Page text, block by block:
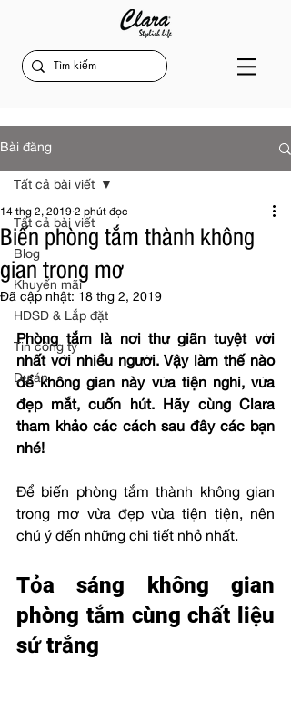
Bài đăng
Tất cả bài viết
Blog
Khuyến mãi
HDSD & Lắp đặt
Tin công ty
Dự án
Tất cả bài viết
Biến phòng tắm thành không
gian trong mơ
14 thg 2, 2019 2 phút đọc
Đã cập nhật: 18 thg 2, 2019
Phòng tắm là nơi thư giãn tuyệt vời
nhất với nhiều người. Vậy làm thế nào
để không gian này vừa tiện nghi, vừa
đẹp mắt, cuốn hút. Hãy cùng Clara
tham khảo các cách sau đây các bạn
nhé!
Để biến phòng tắm thành không gian
trong mơ vừa đẹp vừa tiện tiện, nên
chú ý đến những chi tiết nhỏ nhất.
Tỏa sáng không gian
phòng tắm cùng chất liệu
sứ trắng